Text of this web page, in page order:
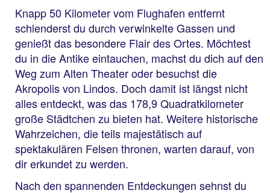
Knapp 50 Kilometer vom Flughafen entfernt
schlenderst du durch verwinkelte Gassen und
genießt das besondere Flair des Ortes. Möchtest
du in die Antike eintauchen, machst du dich auf den
Weg zum Alten Theater oder besuchst die
Akropolis von Lindos. Doch damit ist längst nicht
alles entdeckt, was das 178,9 Quadratkilometer
große Städtchen zu bieten hat. Weitere historische
Wahrzeichen, die teils majestätisch auf
spektakulären Felsen thronen, warten darauf, von
dir erkundet zu werden.
Nach den spannenden Entdeckungen sehnst du